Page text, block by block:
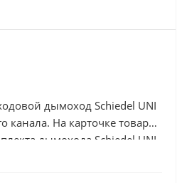
дымоход Schiedel UNI
канала. На карточке товара
дымохода Schiedel UNI
дымоходными каналами без